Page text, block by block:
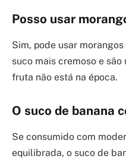
Posso usar
Sim, pode usar
suco mais cremoso e
fruta não está na época.
O suco de banana
Se consumido com
equilibrada, o suco de